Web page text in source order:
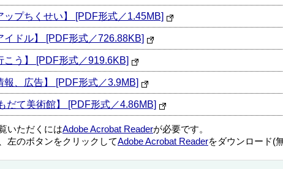
プちくせい】 [PDF形式／1.45MB]
ドル】 [PDF形式／726.88KB]
う】 [PDF形式／919.6KB]
、広告】 [PDF形式／3.9MB]
だて美術館】 [PDF形式／4.86MB]
いただくにはAdobe Acrobat Readerが必要です。
左のボタンをクリックしてAdobe Acrobat Readerをダウンロード(